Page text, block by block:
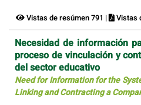
Vistas de resúmen 791 | Vistas
Necesidad de información
proceso de vinculación y
del sector educativo
Need for Information for the
Linking and Contracting a